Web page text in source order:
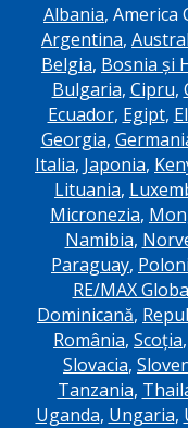
Albania, America
Argentina,
Belgia, Bosnia și
Bulgaria, Cipru,
Ecuador, Egipt,
Georgia,
Italia, Japonia,
Lituania,
Micronezia,
Namibia,
Paraguay,
RE/MAX
Dominicană,
România, Scoția,
Slovacia,
Tanzania,
Uganda, Ungaria,